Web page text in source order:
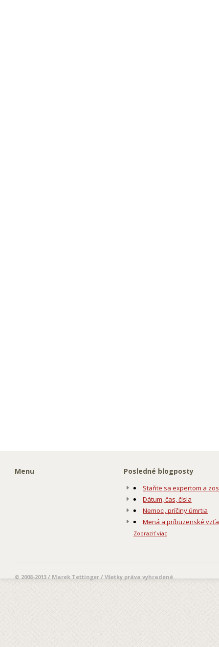
Menu Posledné blogposty
Staňte sa expertom a
Dátum, čas, čísla
Nemoci, príčiny úmrtia
Mená a príbuzenské
Zobraziť viac
© 2008-2013 / Marek Tettinger / Všetky práva vyhradené